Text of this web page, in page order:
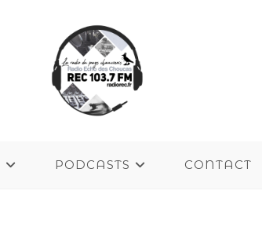
PODCASTS CONTACT